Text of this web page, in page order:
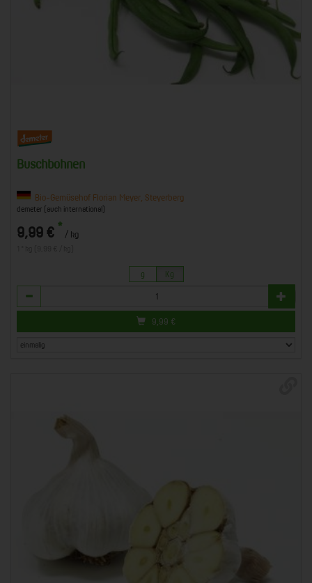
Buschbohnen
Bio-Gemüsehof Florian Meyer, Steyerberg
demeter (auch international)
9,99 € * / kg
g Kg
Anzahl
9,99 €